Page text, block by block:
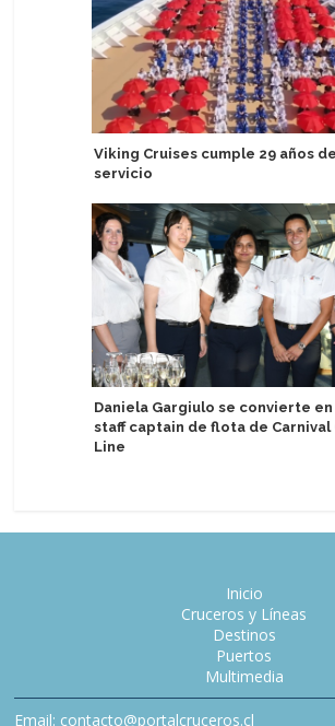
Viking Cruises cumple 29 años de
servicio
Daniela Gargiulo se convierte
staff captain de flota de Carnival
Line
Inicio
Cruceros y Líneas
Destinos
Puertos
Multimedia
Email: contacto@portalcruceros.cl